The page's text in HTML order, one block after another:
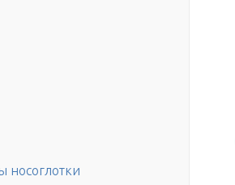
носоглотки